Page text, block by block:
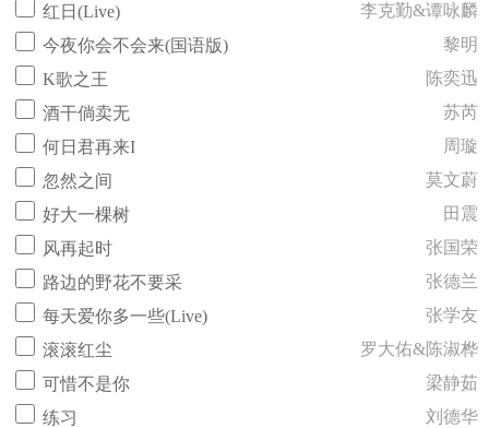
红日(Live)
李克勤&谭咏麟
今夜你会不会来(国语版)
黎明
K歌之王
陈奕迅
酒干倘卖无
苏芮
何日君再来I
周璇
忽然之间
莫文蔚
好大一棵树
田震
风再起时
张国荣
路边的野花不要采
张德兰
每天爱你多一些(Live)
张学友
滚滚红尘
罗大佑&陈淑桦
可惜不是你
梁静茹
练习
刘德华